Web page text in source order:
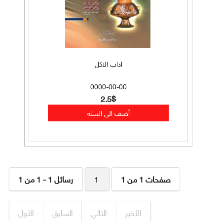
اداب الاكل
0000-00-00
2.5$
رسائل 1 - 1 من 1 1 صفحات 1 من 1
الأول السابق التالي الأخير